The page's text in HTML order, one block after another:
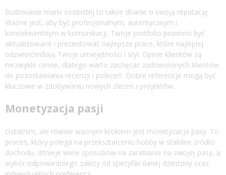
Budowanie marki osobistej to także dbanie o swoją reputację.
Ważne jest, aby być profesjonalnym, autentycznym i
konsekwentnym w komunikacji. Twoje portfolio powinno być
aktualizowane i prezentować najlepsze prace, które najlepiej
odzwierciedlają Twoje umiejętności i styl. Opinie klientów są
niezwykle cenne, dlatego warto zachęcać zadowolonych klientów
do pozostawiania recenzji i poleceń. Dobre referencje mogą być
kluczowe w zdobywaniu nowych zleceń i projektów.
Monetyzacja pasji
Ostatnim, ale równie ważnym krokiem jest monetyzacja pasji. To
proces, który polega na przekształceniu hobby w stabilne źródło
dochodu. Istnieje wiele sposobów na zarabianie na swojej pasji, a
wybór odpowiedniego zależy od specyfiki danej dziedziny oraz